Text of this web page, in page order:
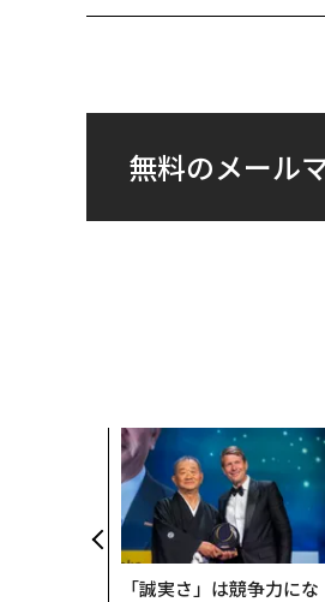
無料のメール
「誠実さ」は競争力にな